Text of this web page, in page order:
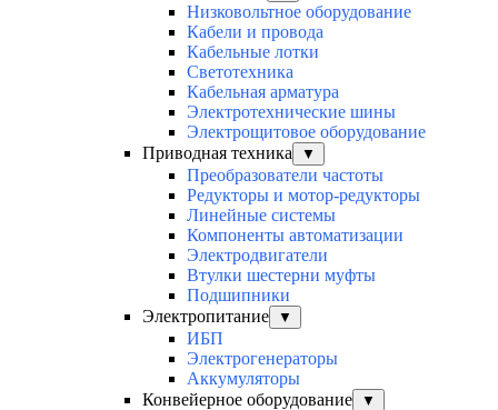
Низковольтное оборудование
Кабели и провода
Кабельные лотки
Светотехника
Кабельная арматура
Электротехнические шины
Электрощитовое оборудование
Приводная техника
▼
Преобразователи частоты
Редукторы и мотор-редукторы
Линейные системы
Компоненты автоматизации
Электродвигатели
Втулки шестерни муфты
Подшипники
Электропитание
▼
ИБП
Электрогенераторы
Аккумуляторы
Конвейерное оборудование
▼